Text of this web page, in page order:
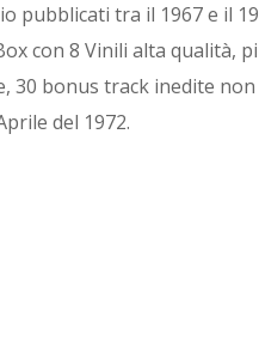
pubblicati tra il 1967 e il
con 8 Vinili alta qualità,
30 bonus track inedite
del 1972.